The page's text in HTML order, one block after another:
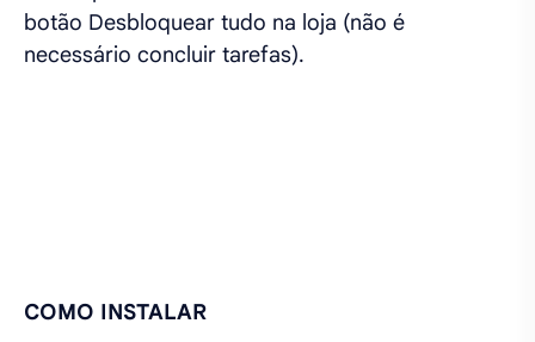
botão Desbloquear tudo na loja (não é
necessário concluir tarefas).
COMO INSTALAR